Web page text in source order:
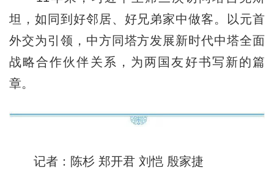
坦，如同到好邻居、好兄弟家中做客。以元首
外交为引领，中方同塔方发展新时代中塔全面
战略合作伙伴关系，为两国友好书写新的篇
章。
记者：陈杉 郑开君 刘恺 殷家捷